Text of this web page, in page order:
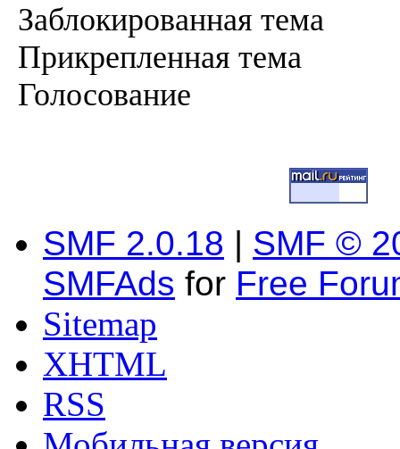
Заблокированная тема
Прикрепленная тема
Голосование
SMF 2.0.18 | SMF ©
SMFAds for Free
Sitemap
XHTML
RSS